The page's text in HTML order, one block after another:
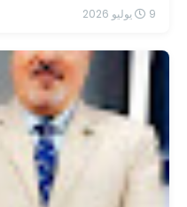
9 يوليو 2026